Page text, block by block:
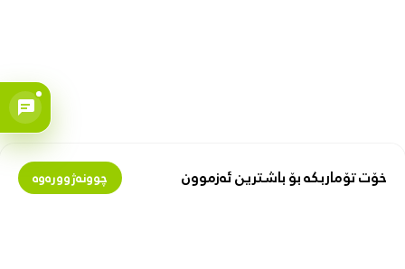
خۆت تۆماربکە بۆ باشترین ئەزموون چوونەژوورەوە